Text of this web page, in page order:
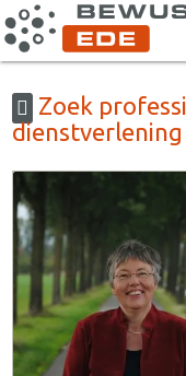
Zoek